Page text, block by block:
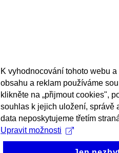
K vyhodnocování tohoto webu
obsahu a reklam používáme
klikněte na „přijmout cookies",
souhlas k jejich uložení, správě
data neposkytujeme třetím
Upravit možnosti